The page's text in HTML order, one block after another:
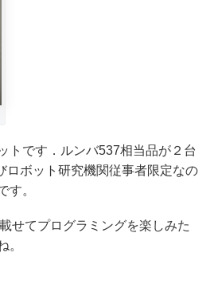
トです．ルンバ537相当品が２台
ロボット研究機関従事者限定なの
す。
せてプログラミングを楽しみた
。